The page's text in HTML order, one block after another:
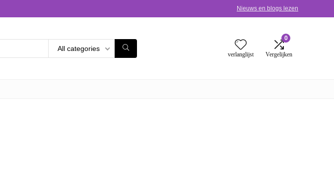
Nieuws en blogs lezen
All categories
verlanglijst
0
Vergelijken